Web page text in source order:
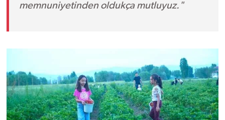
memnuniyetinden oldukça mutluyuz."